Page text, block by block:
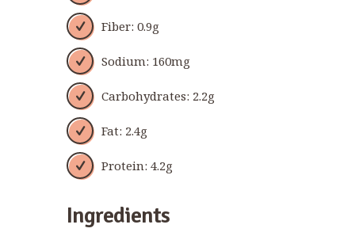
Fiber: 0.9g
Sodium: 160mg
Carbohydrates: 2.2g
Fat: 2.4g
Protein: 4.2g
Ingredients